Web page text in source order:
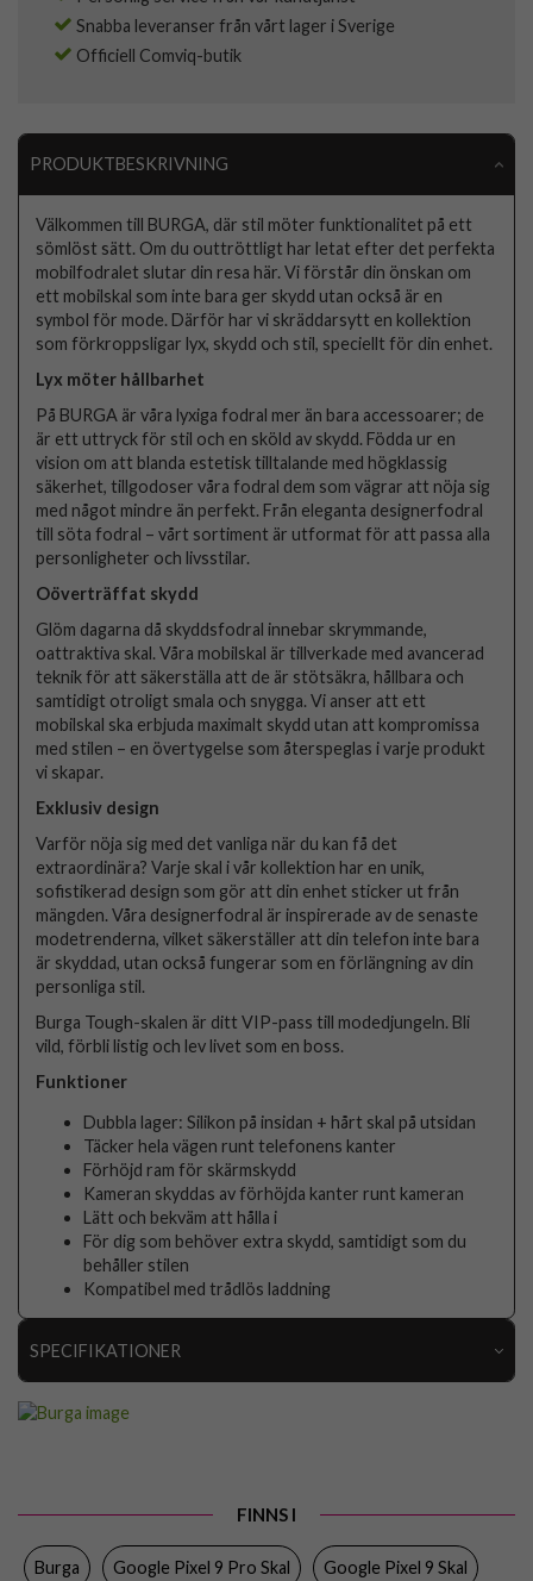
Snabba leveranser från vårt lager i Sverige
Officiell Comviq-butik
PRODUKTBESKRIVNING
Välkommen till BURGA, där stil möter funktionalitet på ett
sömlöst sätt. Om du outtröttligt har letat efter det perfekta
mobilfodralet slutar din resa här. Vi förstår din önskan om
ett mobilskal som inte bara ger skydd utan också är en
symbol för mode. Därför har vi skräddarsytt en kollektion
som förkroppsligar lyx, skydd och stil, speciellt för din enhet.
Lyx möter hållbarhet
På BURGA är våra lyxiga fodral mer än bara accessoarer; de
är ett uttryck för stil och en sköld av skydd. Födda ur en
vision om att blanda estetisk tilltalande med högklassig
säkerhet, tillgodoser våra fodral dem som vägrar att nöja sig
med något mindre än perfekt. Från eleganta designerfodral
till söta fodral – vårt sortiment är utformat för att passa alla
personligheter och livsstilar.
Oöverträffat skydd
Glöm dagarna då skyddsfodral innebar skrymmande,
oattraktiva skal. Våra mobilskal är tillverkade med avancerad
teknik för att säkerställa att de är stötsäkra, hållbara och
samtidigt otroligt smala och snygga. Vi anser att ett
mobilskal ska erbjuda maximalt skydd utan att kompromissa
med stilen – en övertygelse som återspeglas i varje produkt
vi skapar.
Exklusiv design
Varför nöja sig med det vanliga när du kan få det
extraordinära? Varje skal i vår kollektion har en unik,
sofistikerad design som gör att din enhet sticker ut från
mängden. Våra designerfodral är inspirerade av de senaste
modetrenderna, vilket säkerställer att din telefon inte bara
är skyddad, utan också fungerar som en förlängning av din
personliga stil.
Burga Tough-skalen är ditt VIP-pass till modedjungeln. Bli
vild, förbli listig och lev livet som en boss.
Funktioner
Dubbla lager: Silikon på insidan + hårt skal på utsidan
Täcker hela vägen runt telefonens kanter
Förhöjd ram för skärmskydd
Kameran skyddas av förhöjda kanter runt kameran
Lätt och bekväm att hålla i
För dig som behöver extra skydd, samtidigt som du
behåller stilen
Kompatibel med trådlös laddning
SPECIFIKATIONER
Material Hårdplast (PC), Mjukplast (TPU)
FINNS I
Burga Google Pixel 9 Pro Skal Google Pixel 9 Skal